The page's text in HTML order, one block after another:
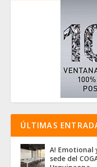
ÚLTIMAS
A! Emotional
sede del